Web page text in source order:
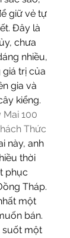
giữ vẻ tự
Đây là
chưa
nhiều,
trị của
gia và
kiểng.
Mai 100
Thức
này, anh
thời
phục
Tháp.
một
bán.
suốt một